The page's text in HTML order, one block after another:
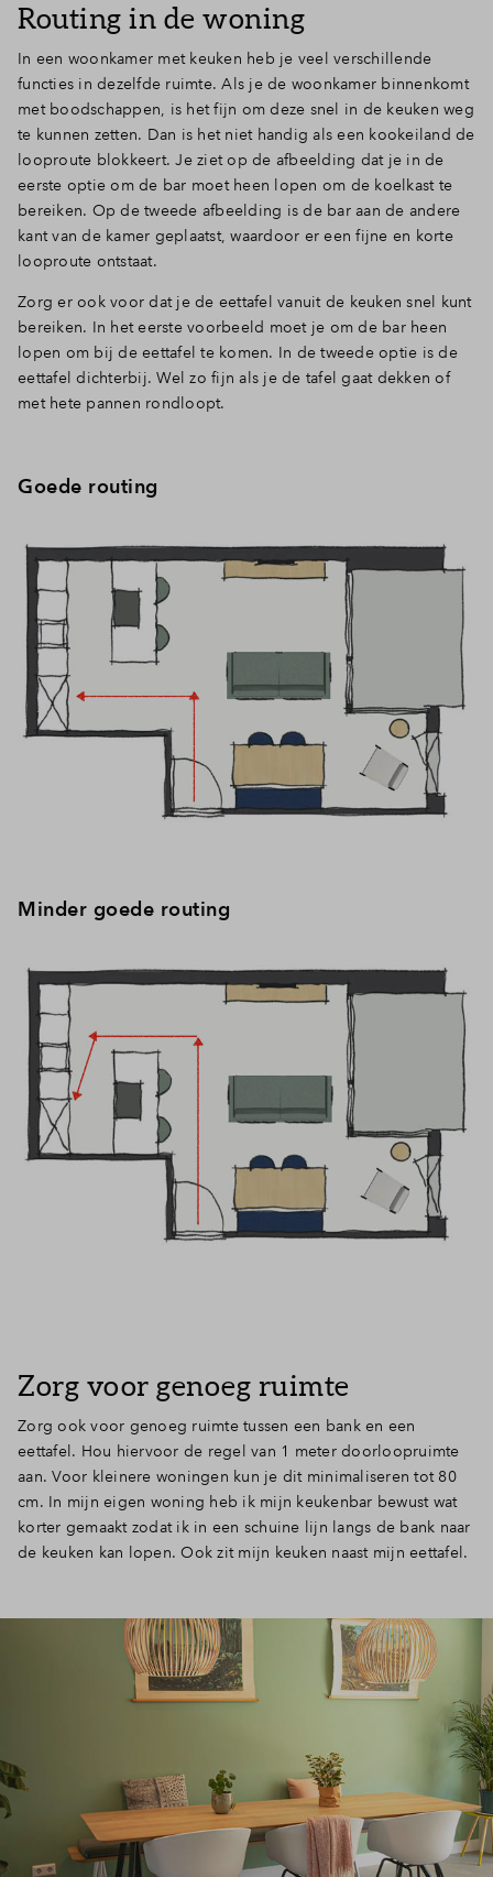
Routing in de woning
In een woonkamer met keuken heb je veel verschillende
functies in dezelfde ruimte. Als je de woonkamer binnenkomt
met boodschappen, is het fijn om deze snel in de keuken weg
te kunnen zetten. Dan is het niet handig als een kookeiland de
looproute blokkeert. Je ziet op de afbeelding dat je in de
eerste optie om de bar moet heen lopen om de koelkast te
bereiken. Op de tweede afbeelding is de bar aan de andere
kant van de kamer geplaatst, waardoor er een fijne en korte
looproute ontstaat.
Zorg er ook voor dat je de eettafel vanuit de keuken snel kunt
bereiken. In het eerste voorbeeld moet je om de bar heen
lopen om bij de eettafel te komen. In de tweede optie is de
eettafel dichterbij. Wel zo fijn als je de tafel gaat dekken of
met hete pannen rondloopt.
Goede routing
Minder goede routing
Zorg voor genoeg ruimte
Zorg ook voor genoeg ruimte tussen een bank en een
eettafel. Hou hiervoor de regel van 1 meter doorloopruimte
aan. Voor kleinere woningen kun je dit minimaliseren tot 80
cm. In mijn eigen woning heb ik mijn keukenbar bewust wat
korter gemaakt zodat ik in een schuine lijn langs de bank naar
de keuken kan lopen. Ook zit mijn keuken naast mijn eettafel.